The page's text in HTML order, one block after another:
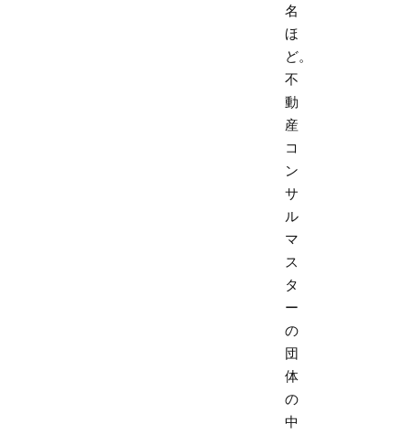
名
ほ
ど。
不
動
産
コ
ン
サ
ル
マ
ス
タ
ー
の
団
体
の
中